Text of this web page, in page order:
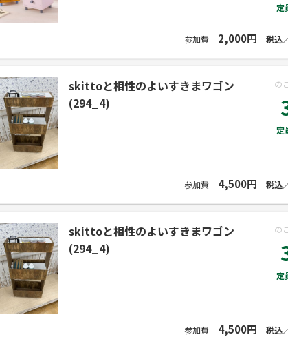
定
参加費 2,000円 税込
skittoと相性のよいすきまワゴン
(294_4)
の
定
参加費 4,500円 税込
skittoと相性のよいすきまワゴン
(294_4)
の
定
参加費 4,500円 税込